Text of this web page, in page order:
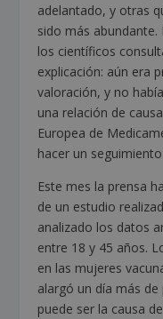
adelantado, y otras
sido más
los científicos
explicación: aún era
valoración, y no
una relación de
Europea de
hacer un seguimiento.
Este mes la prensa
de un estudio
analizado los datos
entre 18 y 45 años.
en las mujeres
alargó un día más
puede ser la causa